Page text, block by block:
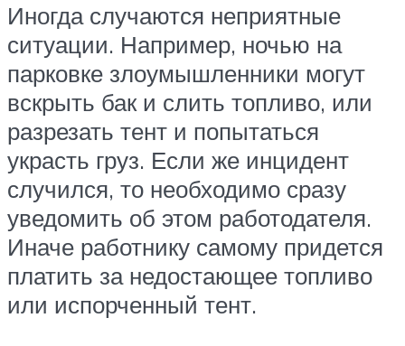
Иногда случаются неприятные
ситуации. Например, ночью на
парковке злоумышленники могут
вскрыть бак и слить топливо, или
разрезать тент и попытаться
украсть груз. Если же инцидент
случился, то необходимо сразу
уведомить об этом работодателя.
Иначе работнику самому придется
платить за недостающее топливо
или испорченный тент.